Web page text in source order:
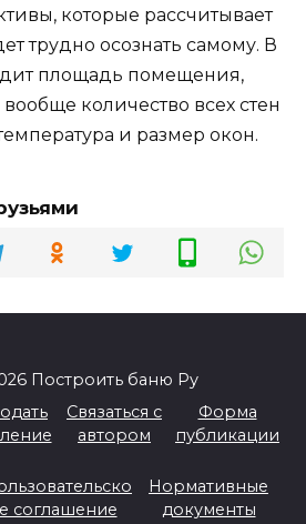
которые рассчитывает
трудно осознать самому. В
площадь помещения,
количество всех стен
и размер окон.
Построить баню Ру
Связаться с
автором
Форма
публикации
е соглашение
Нормативные
документы